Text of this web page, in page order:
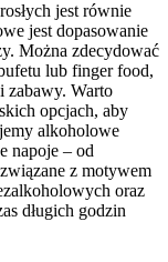
jest równie
jest dopasowanie
Można zdecydować
lub finger food,
zabawy. Warto
opcjach, aby
alkoholowe
napoje – od
z motywem
oraz
długich godzin